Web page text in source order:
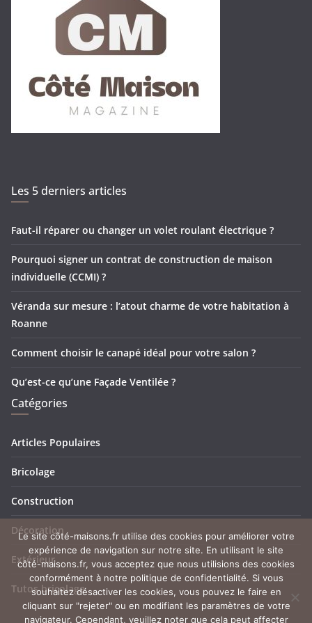
Les 5 derniers articles
Faut-il réparer ou changer un volet roulant électrique ?
Pourquoi signer un contrat de construction de maison
individuelle (CCMI) ?
Véranda sur mesure : l’atout charme de votre habitation à
Roanne
Comment choisir le canapé idéal pour votre salon ?
Qu’est-ce qu’une Façade Ventilée ?
Catégories
Articles Populaires
Bricolage
Construction
Décoration
Extérieur
Tutos bricolage
Le site côté-maisons.fr utilise des cookies pour améliorer votre
expérience de navigation sur notre site. En utilisant le site
côté-maisons.fr, vous acceptez que nous utilisions des cookies
conformément à notre politique de confidentialité. Si vous
souhaitez désactiver les cookies, vous pouvez le faire en
cliquant sur "rejeter" ou en modifiant les paramètres de votre
navigateur. Cependant, veuillez noter que cela peut affecter